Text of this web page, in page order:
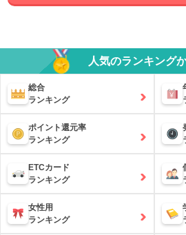
人気のランキング
総合
ランキング
ポイント還元率
ランキング
ETCカード
ランキング
女性用
ランキング